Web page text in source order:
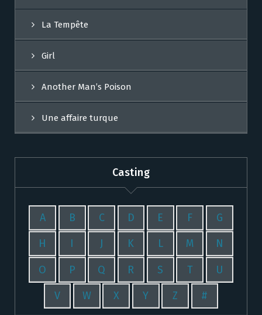
La Tempête
Girl
Another Man’s Poison
Une affaire turque
Casting
A B C D E F G
H I J K L M N
O P Q R S T U
V W X Y Z #